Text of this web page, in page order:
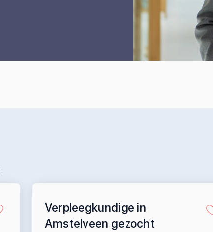
Verpleegkundige in
Amstelveen gezocht